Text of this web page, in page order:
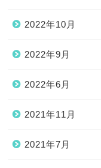
2022年10月
2022年9月
2022年6月
2021年11月
2021年7月